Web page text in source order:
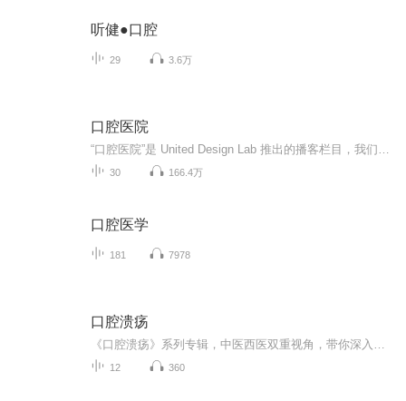
听健●口腔
29 3.6万
口腔医院
30 166.4万
口腔医学
181 7978
口腔溃疡
12 360